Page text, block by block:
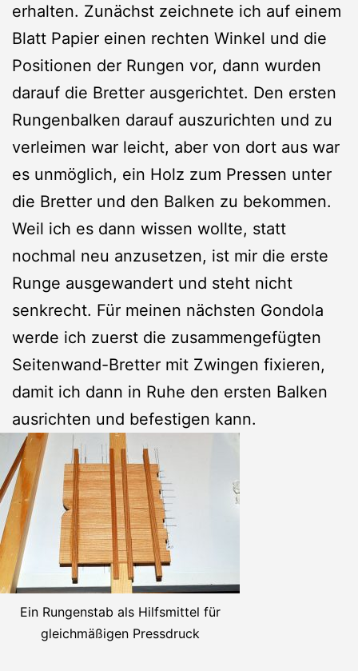
erhalten. Zunächst zeichnete ich auf einem
Blatt Papier einen rechten Winkel und die
Positionen der Rungen vor, dann wurden
darauf die Bretter ausgerichtet. Den ersten
Rungenbalken darauf auszurichten und zu
verleimen war leicht, aber von dort aus war
es unmöglich, ein Holz zum Pressen unter
die Bretter und den Balken zu bekommen.
Weil ich es dann wissen wollte, statt
nochmal neu anzusetzen, ist mir die erste
Runge ausgewandert und steht nicht
senkrecht. Für meinen nächsten Gondola
werde ich zuerst die zusammengefügten
Seitenwand-Bretter mit Zwingen fixieren,
damit ich dann in Ruhe den ersten Balken
ausrichten und befestigen kann.
Ein Rungenstab als Hilfsmittel für
gleichmäßigen Pressdruck